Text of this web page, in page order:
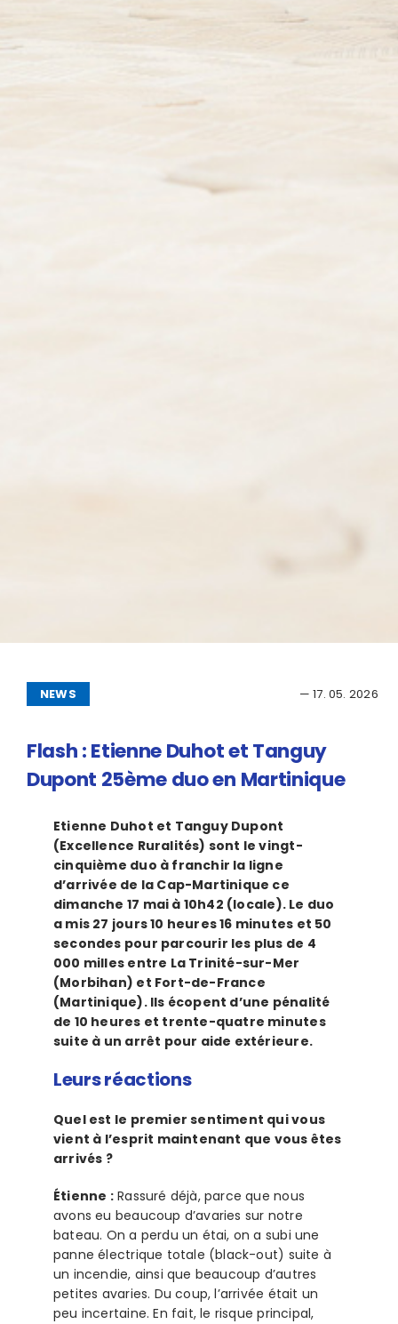
NEWS — 17. 05. 2026
Flash : Etienne Duhot et Tanguy
Dupont 25ème duo en Martinique
Etienne Duhot et Tanguy Dupont
(Excellence Ruralités) sont le vingt-
cinquième duo à franchir la ligne
d’arrivée de la Cap-Martinique ce
dimanche 17 mai à 10h42 (locale). Le duo
a mis 27 jours 10 heures 16 minutes et 50
secondes pour parcourir les plus de 4
000 milles entre La Trinité-sur-Mer
(Morbihan) et Fort-de-France
(Martinique). Ils écopent d’une pénalité
de 10 heures et trente-quatre minutes
suite à un arrêt pour aide extérieure.
Leurs réactions
Quel est le premier sentiment qui vous
vient à l’esprit maintenant que vous êtes
arrivés ?
Étienne :Rassuré déjà, parce que nous
avons eu beaucoup d’avaries sur notre
bateau. On a perdu un étai, on a subi une
panne électrique totale (black-out) suite à
un incendie, ainsi que beaucoup d’autres
petites avaries. Du coup, l’arrivée était un
peu incertaine. En fait, le risque principal,